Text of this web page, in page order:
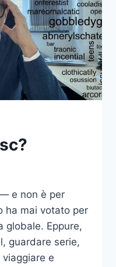
e non è per
ha mai votato per
globale. Eppure,
guardare serie,
e